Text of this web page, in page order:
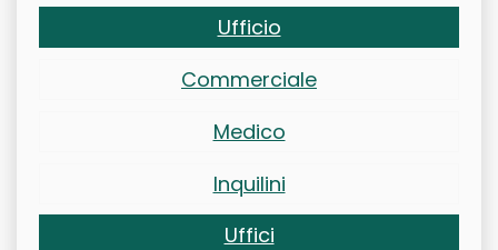
Ufficio
Commerciale
Medico
Inquilini
Uffici